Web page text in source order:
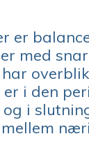
er
med
i den
i